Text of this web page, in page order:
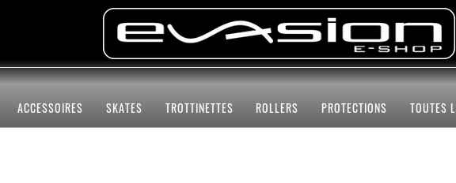
ACCESSOIRES SKATES TROTTINETTES ROLLERS PROTECTIONS TOUTES